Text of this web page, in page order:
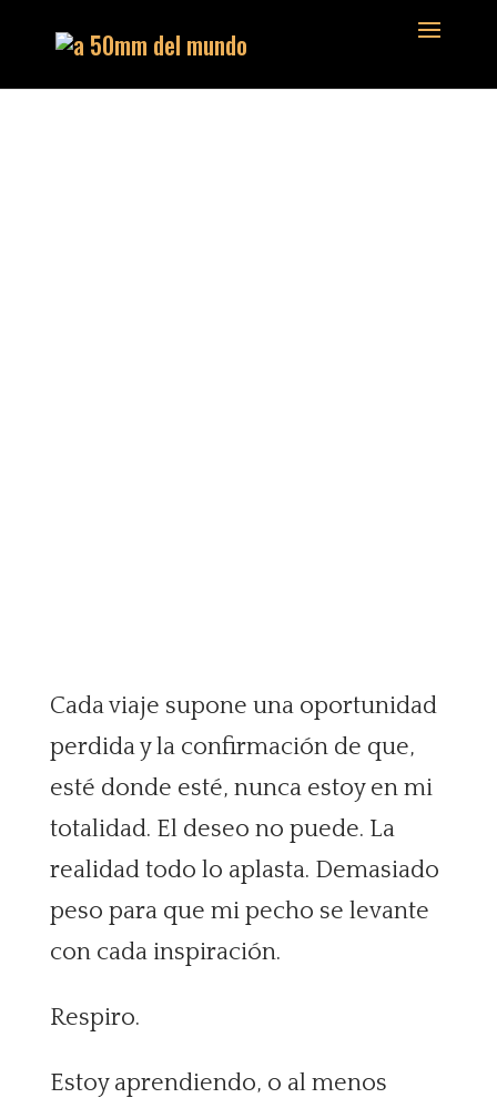
Cada viaje supone una oportunidad
perdida y la confirmación de que,
esté donde esté, nunca estoy en mi
totalidad. El deseo no puede. La
realidad todo lo aplasta. Demasiado
peso para que mi pecho se levante
con cada inspiración.
Respiro.
Estoy aprendiendo, o al menos